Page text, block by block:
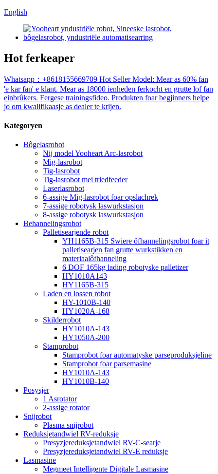
English
Hot ferkeaper
Whatsapp：+8618155669709 Hot Seller Model: Mear as 60% fan
'e kar fan' e klant. Mear as 18000 ienheden ferkocht en grutte lof fan
einbrûkers. Fergese trainingsfideo. Produkten foar begjinners helpe
jo om kwalifikaasje as dealer te krijen.
Kategoryen
Bôgelasrobot
Nij model Yooheart Arc-lasrobot
Mig-lasrobot
Tig-lasrobot
Tig-lasrobot mei triedfeeder
Laserlasrobot
6-assige Mig-lasrobot foar opslachrek
7-assige robotysk laswurkstasjon
8-assige robotysk laswurkstasjon
Behannelingsrobot
Palletisearjende robot
YH1165B-315 Swiere ôfhannelingsrobot foar it
palletisearjen fan grutte wurkstikken en
materiaalôfhanneling
6 DOF 165kg lading robotyske palletizer
HY1010A143
HY1165B-315
Laden en lossen robot
HY-1010B-140
HY1020A-168
Skilderrobot
HY1010A-143
HY1050A-200
Stamprobot
Stamprobot foar automatyske parseproduksjeline
Stamprobot foar parsemasine
HY1010A-143
HY1010B-140
Posysjer
1 Asrotator
2-assige rotator
Snijrobot
Plasma snijrobot
Reduksjetandwiel RV-reduksje
Presyzjereduksjetandwiel RV-C-searje
Presyzjereduksjetandwiel RV-E reduksje
Lasmasine
Megmeet Intelligente Digitale Lasmasine